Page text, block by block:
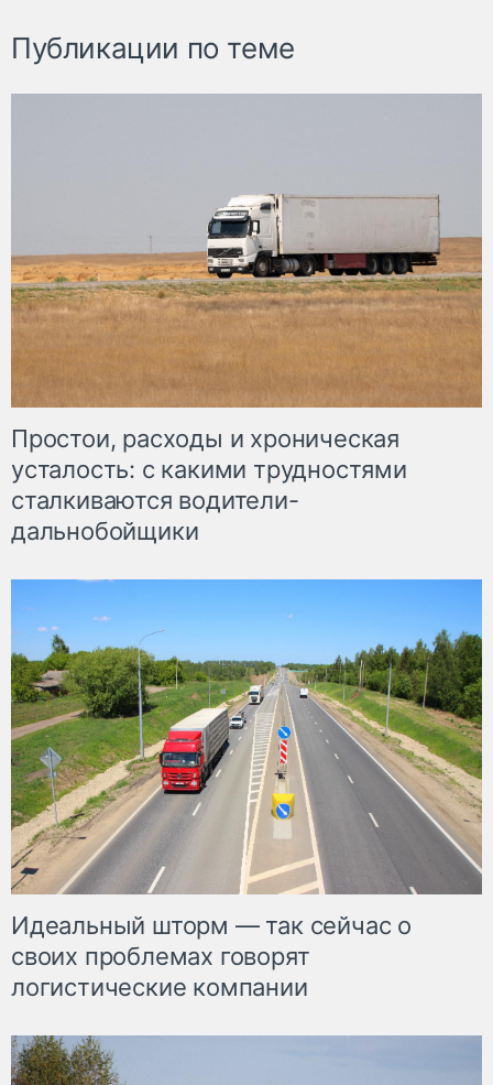
Публикации по теме
Простои, расходы и хроническая
усталость: с какими трудностями
сталкиваются водители-
дальнобойщики
Идеальный шторм — так сейчас о
своих проблемах говорят
логистические компании